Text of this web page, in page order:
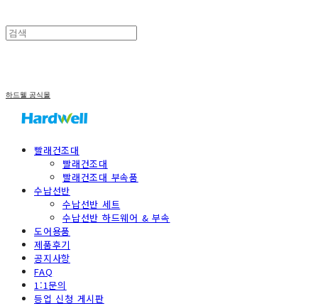
하드웰 공식몰
빨래건조대
빨래건조대
빨래건조대 부속품
수납선반
수납선반 세트
수납선반 하드웨어 & 부속
도어용품
제품후기
공지사항
FAQ
1:1문의
등업 신청 게시판